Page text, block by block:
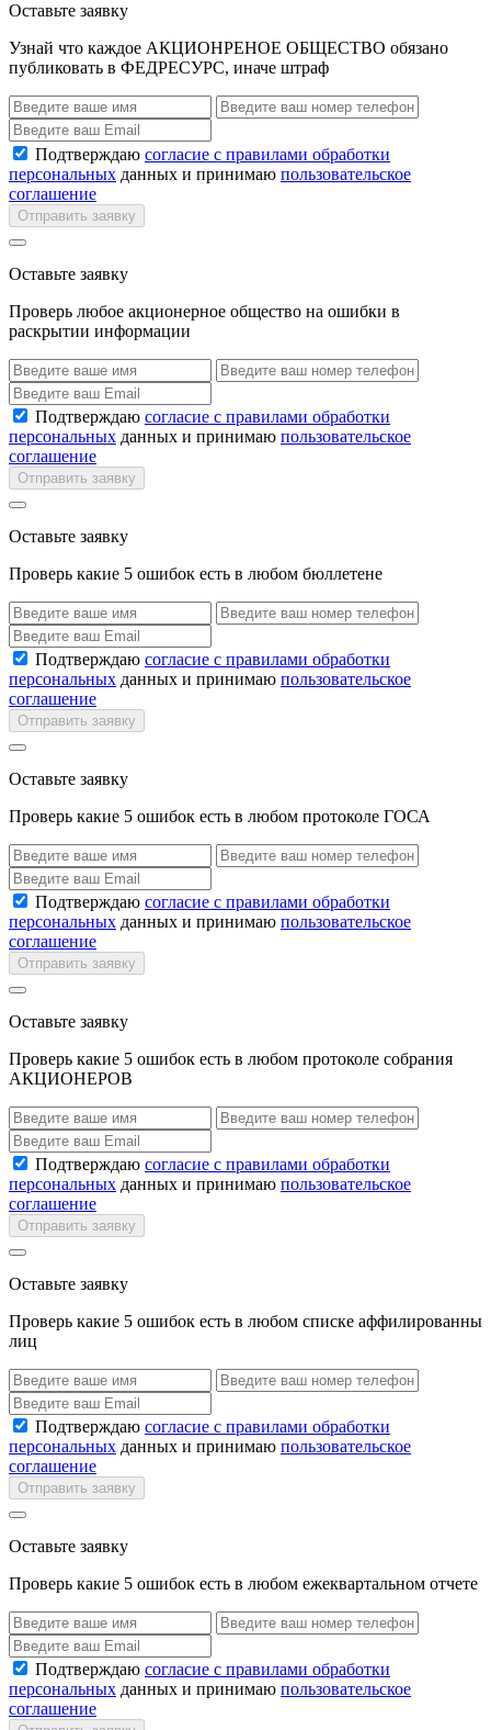
Оставьте заявку
Узнай что каждое АКЦИОНРЕНОЕ ОБЩЕСТВО обязано
публиковать в ФЕДРЕСУРС, иначе штраф
Подтверждаю согласие с правилами обработки
персональных данных и принимаю пользовательское
соглашение
Отправить заявку
Оставьте заявку
Проверь любое акционерное общество на ошибки в
раскрытии информации
Подтверждаю согласие с правилами обработки
персональных данных и принимаю пользовательское
соглашение
Отправить заявку
Оставьте заявку
Проверь какие 5 ошибок есть в любом бюллетене
Подтверждаю согласие с правилами обработки
персональных данных и принимаю пользовательское
соглашение
Отправить заявку
Оставьте заявку
Проверь какие 5 ошибок есть в любом протоколе ГОСА
Подтверждаю согласие с правилами обработки
персональных данных и принимаю пользовательское
соглашение
Отправить заявку
Оставьте заявку
Проверь какие 5 ошибок есть в любом протоколе собрания
АКЦИОНЕРОВ
Подтверждаю согласие с правилами обработки
персональных данных и принимаю пользовательское
соглашение
Отправить заявку
Оставьте заявку
Проверь какие 5 ошибок есть в любом списке аффилированны
лиц
Подтверждаю согласие с правилами обработки
персональных данных и принимаю пользовательское
соглашение
Отправить заявку
Оставьте заявку
Проверь какие 5 ошибок есть в любом ежеквартальном отчете
Подтверждаю согласие с правилами обработки
персональных данных и принимаю пользовательское
соглашение